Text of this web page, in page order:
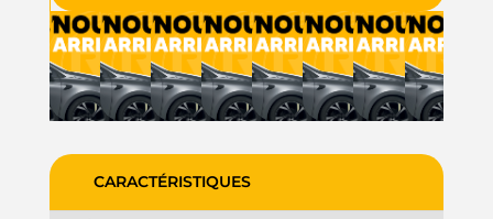
CARACTÉRISTIQUES